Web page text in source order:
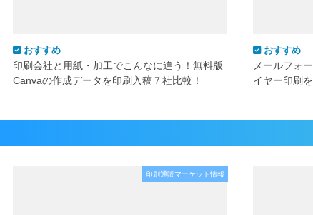
おすすめ
印刷会社と用紙・加工でこんなに違う！無料版
Canvaの作成データを印刷入稿７社比較！
おすすめ
メールフォ
イヤー印刷
印刷通販マーケット情報